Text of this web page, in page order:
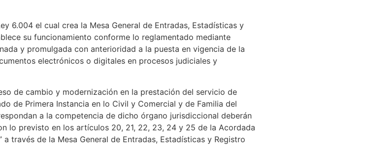
el cual crea la Mesa General de Entradas, Estadísticas y
su funcionamiento conforme lo reglamentado mediante
y promulgada con anterioridad a la puesta en vigencia de la
electrónicos o digitales en procesos judiciales y
de cambio y modernización en la prestación del servicio de
de Primera Instancia en lo Civil y Comercial y de Familia del
a la competencia de dicho órgano jurisdiccional deberán
lo previsto en los artículos 20, 21, 22, 23, 24 y 25 de la Acordada
través de la Mesa General de Entradas, Estadísticas y Registro